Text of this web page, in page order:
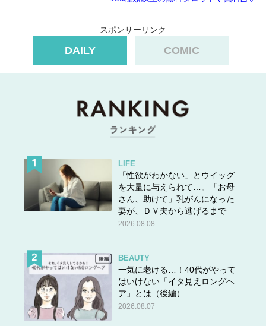
スポンサーリンク
DAILY COMIC
LIFE
「性欲がわかない」とウイッグ
を大量に与えられて…。「お母
さん、助けて」乳がんになった
妻が、ＤＶ夫から逃げるまで
2026.08.08
BEAUTY
一気に老ける…！40代がやって
はいけない「イタ見えロングヘ
ア」とは（後編）
2026.08.07